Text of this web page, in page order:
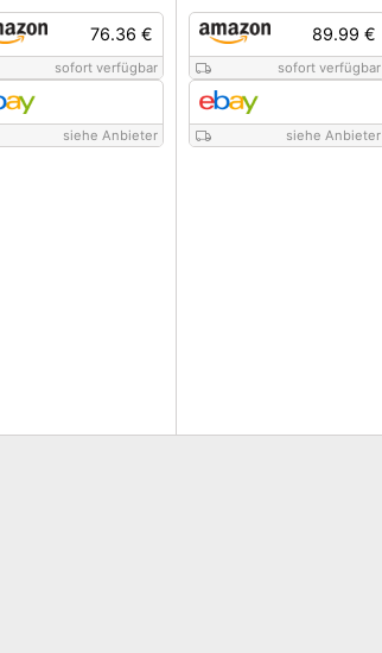
76.36 €
sofort verfügbar
siehe Anbieter
89.99 €
sofort verfügbar
siehe Anbieter